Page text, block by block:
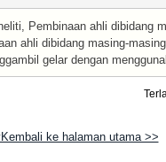
Pembinaan ahli dibidang
ahli dibidang masing-
gelar dengan
ke halaman utama >>